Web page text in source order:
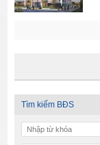
Tìm kiếm BĐS